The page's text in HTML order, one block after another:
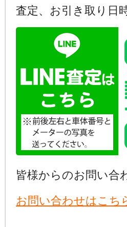
査定、お引き取り日
皆様からのお問い合
お問い合わせはこち